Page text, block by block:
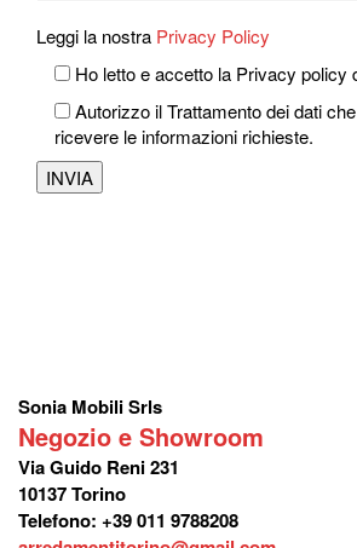
Leggi la nostra Privacy Policy
Ho letto e accetto la Privacy policy
Autorizzo il Trattamento dei dati
ricevere le informazioni richieste.
Sonia Mobili Srls
Negozio e Showroom
Via Guido Reni 231
10137 Torino
Telefono: +39 011 9788208